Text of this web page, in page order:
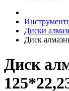
Диски
Диск
Диск